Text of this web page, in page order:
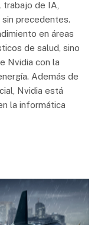
de IA,
precedentes.
en áreas
de salud, sino
Nvidia con la
Además de
Nvidia está
la informática